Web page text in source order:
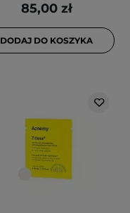
85,00 zł
DODAJ DO KOSZYKA